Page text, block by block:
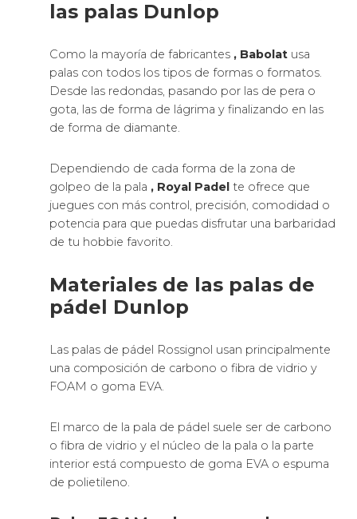
las palas Dunlop
Como la mayoría de fabricantes , Babolat usa
palas con todos los tipos de formas o formatos.
Desde las redondas, pasando por las de pera o
gota, las de forma de lágrima y finalizando en las
de forma de diamante.
Dependiendo de cada forma de la zona de
golpeo de la pala , Royal Padel te ofrece que
juegues con más control, precisión, comodidad o
potencia para que puedas disfrutar una barbaridad
de tu hobbie favorito.
Materiales de las palas de
pádel Dunlop
Las palas de pádel Rossignol usan principalmente
una composición de carbono o fibra de vidrio y
FOAM o goma EVA.
El marco de la pala de pádel suele ser de carbono
o fibra de vidrio y el núcleo de la pala o la parte
interior está compuesto de goma EVA o espuma
de polietileno.